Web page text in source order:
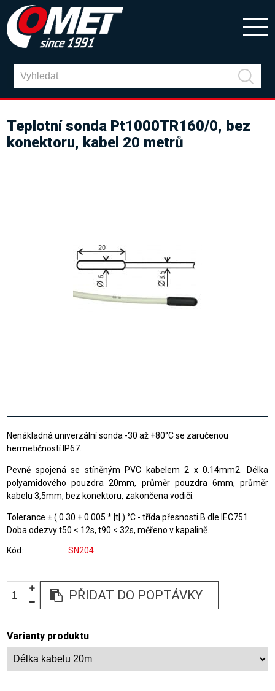
Teplotní sonda Pt1000TR160/0, bez
konektoru, kabel 20 metrů
Nenákladná univerzální sonda -30 až +80°C se zaručenou
hermetičností IP67.
Pevně spojená se stíněným PVC kabelem 2 x 0.14mm2. Délka
polyamidového pouzdra 20mm, průměr pouzdra 6mm, průměr
kabelu 3,5mm, bez konektoru, zakončena vodiči.
Tolerance ± ( 0.30 + 0.005 * |t| ) °C - třída přesnosti B dle IEC751.
Doba odezvy t50 < 12s, t90 < 32s, měřeno v kapalině.
Kód SN204
PŘIDAT DO POPTÁVKY
Varianty produktu